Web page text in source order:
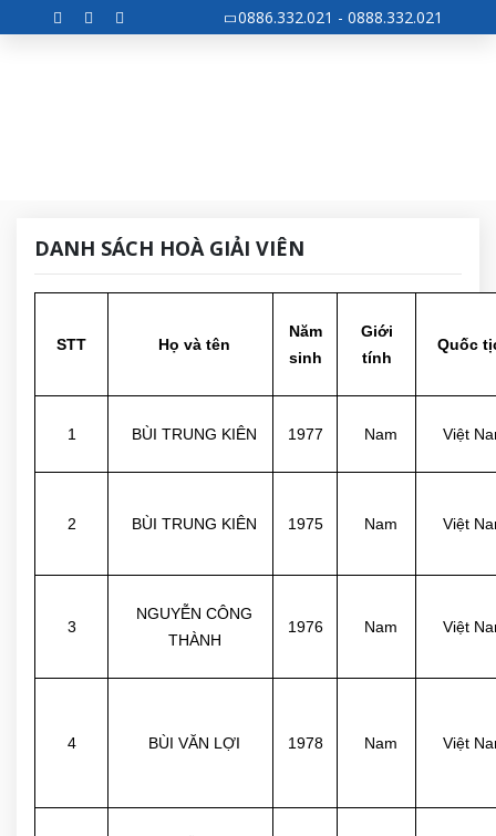
0886.332.021 - 0888.332.021
DANH SÁCH HOÀ GIẢI VIÊN
STT Họ và tên
Năm
sinh
Giới
tính
Quốc
1 BÙI TRUNG KIÊN 1977 Nam Việt
2 BÙI TRUNG KIÊN 1975 Nam Việt
3
NGUYỄN CÔNG
THÀNH
1976 Nam Việt
4 BÙI VĂN LỢI 1978 Nam Việt